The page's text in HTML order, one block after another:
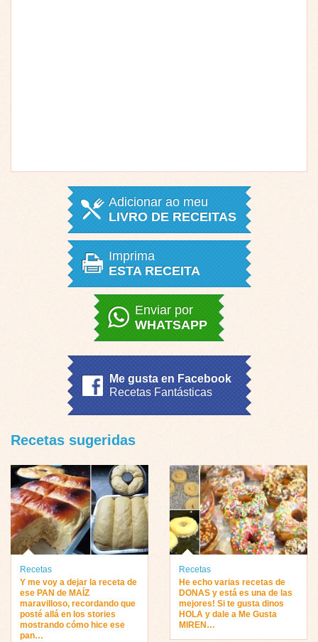
Adicionar ao meu
LIVRO DE RECEITAS
Imprima
ESTA RECEITA
Enviar por
WHATSAPP
Me gusta en Facebook
Recetas Fantásticas
Recetas sugeridas
Recetas
Y me voy a dejar la receta de
ese PAN de MAÍZ
maravilloso, recordando que
posté allá en los stories
mostrando cómo hice ese
pan…
Recetas
He echo varias recetas de
DONAS y está es una de las
mejores! Si te gusta dinos
HOLA y dale a Me Gusta
MIREN…